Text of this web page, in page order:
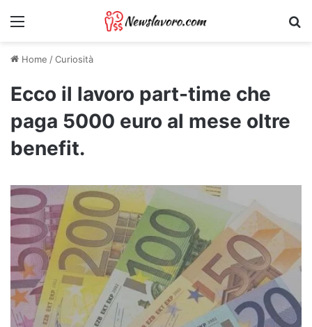
Menu
Home /Curiosità
Ecco il lavoro part-time che
paga 5000 euro al mese oltre
benefit.